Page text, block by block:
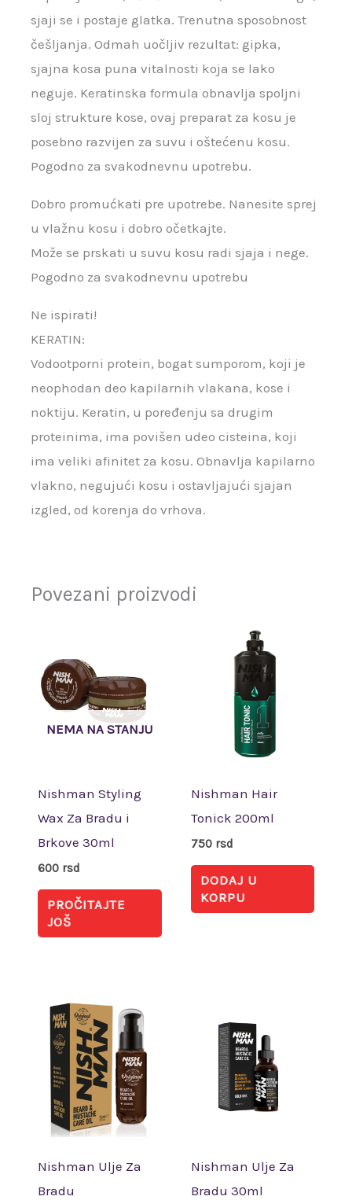
sjaji se i postaje glatka. Trenutna sposobnost
češljanja. Odmah uočljiv rezultat: gipka,
sjajna kosa puna vitalnosti koja se lako
neguje. Keratinska formula obnavlja spoljni
sloj strukture kose, ovaj preparat za kosu je
posebno razvijen za suvu i oštećenu kosu.
Pogodno za svakodnevnu upotrebu.
Dobro promućkati pre upotrebe. Nanesite sprej
u vlažnu kosu i dobro očetkajte.
Može se prskati u suvu kosu radi sjaja i nege.
Pogodno za svakodnevnu upotrebu
Ne ispirati!
KERATIN:
Vodootporni protein, bogat sumporom, koji je
neophodan deo kapilarnih vlakana, kose i
noktiju. Keratin, u poređenju sa drugim
proteinima, ima povišen udeo cisteina, koji
ima veliki afinitet za kosu. Obnavlja kapilarno
vlakno, negujući kosu i ostavljajući sjajan
izgled, od korenja do vrhova.
Povezani proizvodi
NEMA NA STANJU
Nishman Styling
Wax Za Bradu i
Brkove 30ml
600 rsd
PROČITAJTE
JOŠ
Nishman Hair
Tonick 200ml
750 rsd
DODAJ U
KORPU
Nishman Ulje Za
Bradu
Nishman Ulje Za
Bradu 30ml